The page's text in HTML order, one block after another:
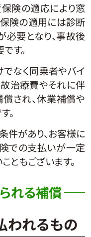
険の適応により窓
険の適用には診断
要となり、事故後
す。
なく同乗者やバイ
治療費やそれに伴
され、休業補償や
。
件があり、お客様に
での支払いが一定
ともございます。
れる補償
われるもの